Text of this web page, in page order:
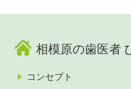
相模原の歯医者
コンセプト